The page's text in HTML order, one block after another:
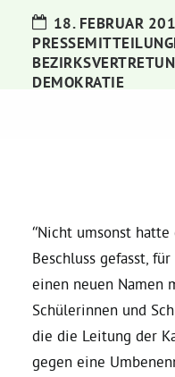
Personen
Sylvia Rietenberg,
Robin Korte, MdL
Daniel Freund, MdEP
Delegierte
18. FEBRUAR
DEMOKRATIE
“Nicht umsonst
Beschluss gefasst,
einen neuen Namen
Schülerinnen und
die die Leitung der
gegen eine